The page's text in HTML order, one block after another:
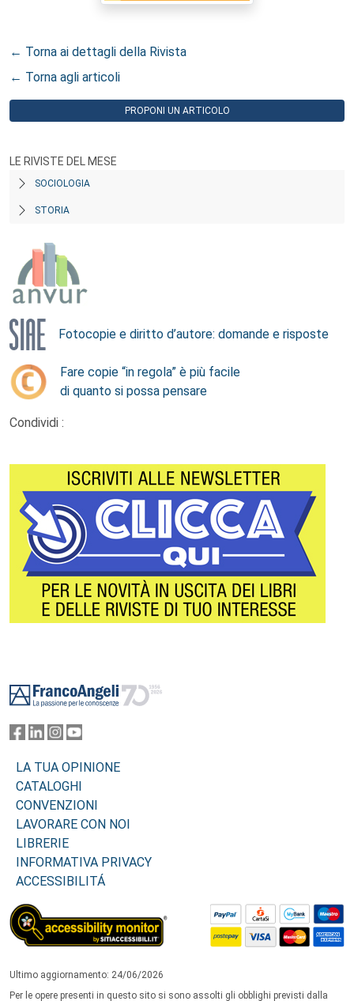
← Torna ai dettagli della Rivista
← Torna agli articoli
PROPONI UN ARTICOLO
LE RIVISTE DEL MESE
SOCIOLOGIA
STORIA
Fotocopie e diritto d’autore: domande e risposte
Fare copie “in regola” è più facile
di quanto si possa pensare
Condividi :
LA TUA OPINIONE
CATALOGHI
CONVENZIONI
LAVORARE CON NOI
LIBRERIE
INFORMATIVA PRIVACY
ACCESSIBILITÁ
Ultimo aggiornamento: 24/06/2026
Per le opere presenti in questo sito si sono assolti gli obblighi previsti dalla